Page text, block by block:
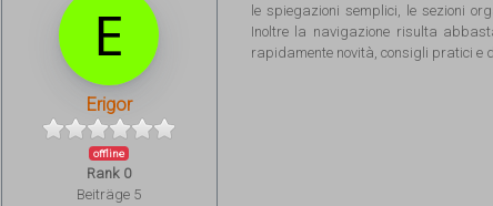
Erigor
offline
Rank 0
Beiträge 5
le spiegazioni semplici, le sezioni
Inoltre la navigazione risulta
rapidamente novità, consigli pratici e